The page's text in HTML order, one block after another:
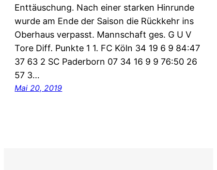
Enttäuschung. Nach einer starken Hinrunde
wurde am Ende der Saison die Rückkehr ins
Oberhaus verpasst. Mannschaft ges. G U V
Tore Diff. Punkte 1 1. FC Köln 34 19 6 9 84:47
37 63 2 SC Paderborn 07 34 16 9 9 76:50 26
57 3…
Mai 20, 2019